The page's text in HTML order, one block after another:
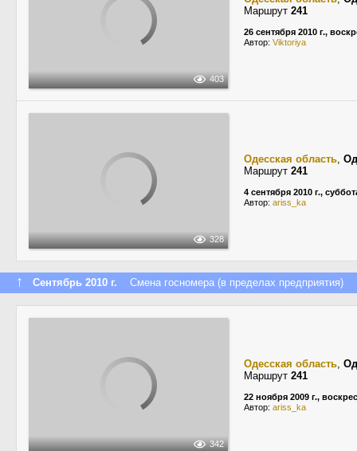
403
Маршрут 241
26 сентября 2010 г.,
Автор: Viktoriya
328
Одесская область,
Маршрут 241
4 сентября 2010 г.,
Автор: ariss_ka
↑ Сентябрь 2010 г. Смена госномера (в пределах предприятия)
342
Одесская область,
Маршрут 241
22 ноября 2009 г.,
Автор: ariss_ka